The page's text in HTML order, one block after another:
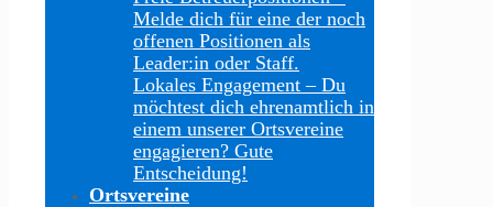
Melde dich für eine der noch
offenen Positionen als
Leader:in oder Staff.
Lokales Engagement – Du
möchtest dich ehrenamtlich in
einem unserer Ortsvereine
engagieren? Gute
Entscheidung!
Ortsvereine